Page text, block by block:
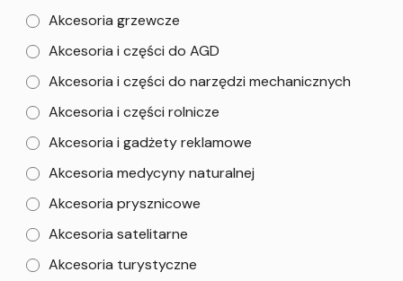
Akcesoria grzewcze
Akcesoria i części do AGD
Akcesoria i części do narzędzi mechanicznych
Akcesoria i części rolnicze
Akcesoria i gadżety reklamowe
Akcesoria medycyny naturalnej
Akcesoria prysznicowe
Akcesoria satelitarne
Akcesoria turystyczne